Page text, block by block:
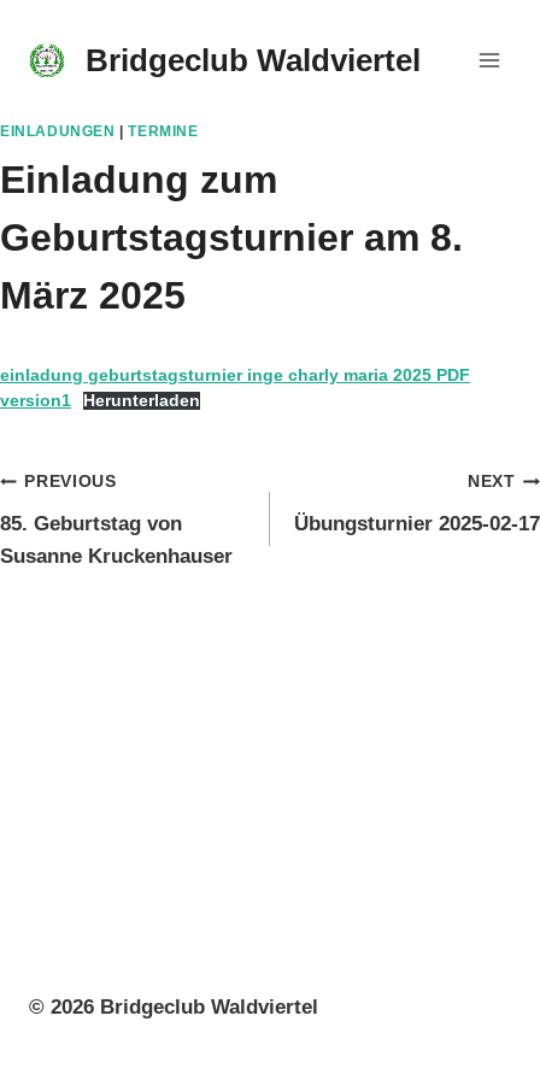
content
Bridgeclub Waldviertel
EINLADUNGEN |TERMINE
Einladung zum
Geburtstagsturnier am 8.
März 2025
einladung geburtstagsturnier inge charly maria 2025 PDF
version1
Herunterladen
Beitragsnavigation
PREVIOUS
85. Geburtstag von
Susanne Kruckenhauser
NEXT
Übungsturnier 2025-02-17
© 2026 Bridgeclub Waldviertel